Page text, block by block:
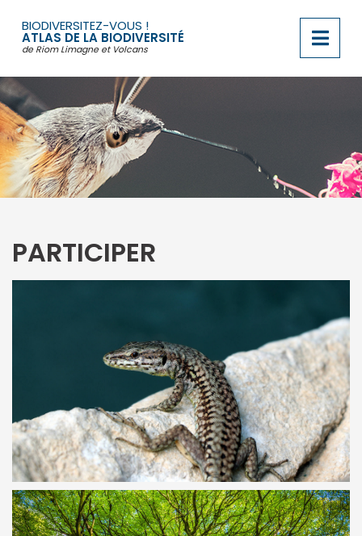
contenu
BIODIVERSITEZ-VOUS !
ATLAS DE LA BIODIVERSITÉ
de Riom Limagne et Volcans
PARTICIPER
CHOUETTE, UN LÉZARD!